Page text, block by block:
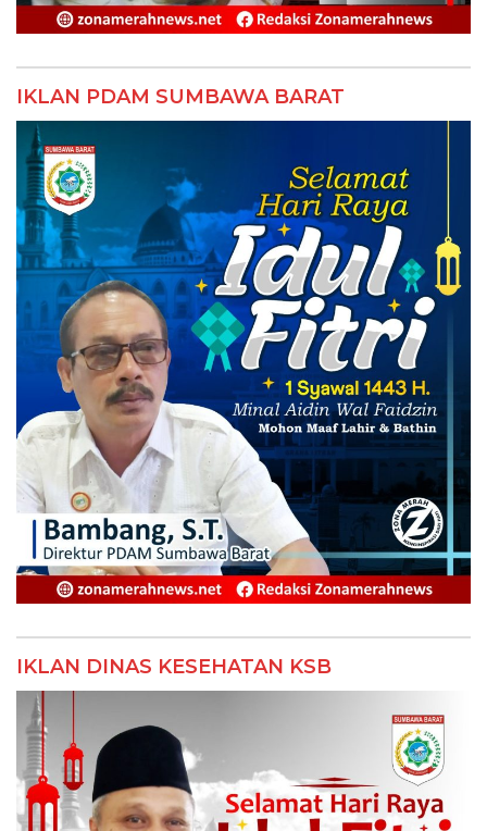
IKLAN PDAM SUMBAWA BARAT
IKLAN DINAS KESEHATAN KSB